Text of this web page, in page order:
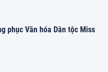
phục Văn hóa Dân tộc Miss